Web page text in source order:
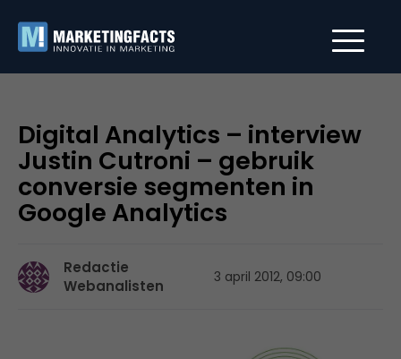
Digital Analytics – interview
Justin Cutroni – gebruik
conversie segmenten in
Google Analytics
Redactie
Webanalisten
3 april 2012, 09:00